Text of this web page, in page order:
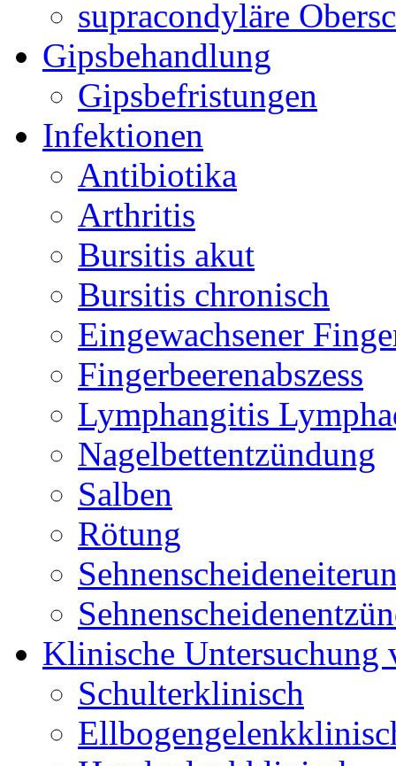
supracondyläre
Gipsbehandlung
Gipsbefristungen
Infektionen
Antibiotika
Arthritis
Bursitis akut
Bursitis chronisch
Eingewachsener
Fingerbeerenabszess
Lymphangitis
Nagelbettentzündung
Salben
Rötung
Klinische Untersuchung
Schulterklinisch